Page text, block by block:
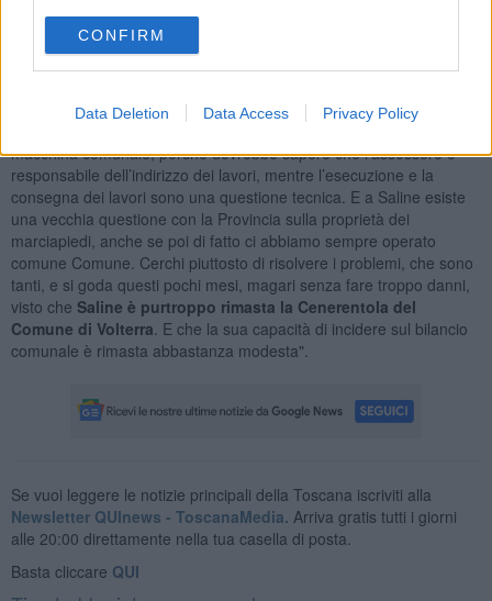
CONFIRM
Data Deletion Data Access Privacy Policy
di un autovelox , pessima scelta, sopra il quale confermo la mia
più totale contrarietà".
coalizione compatta, e con amici fidati che la aiutano nel suo
macchina comunale, perché dovrebbe sapere che l’assessore è
responsabile dell’indirizzo dei lavori, mentre l’esecuzione e la
consegna dei lavori sono una questione tecnica. E a Saline esiste
una vecchia questione con la Provincia sulla proprietà dei
marciapiedi, anche se poi di fatto ci abbiamo sempre operato
comune Comune. Cerchi piuttosto di risolvere i problemi, che sono
tanti, e si goda questi pochi mesi, magari senza fare troppo danni,
visto che Saline è purtroppo rimasta la Cenerentola del
Comune di Volterra . E che la sua capacità di incidere sul bilancio
comunale è rimasta abbastanza modesta".
Se vuoi leggere le notizie principali della Toscana iscriviti alla
Newsletter QUInews - ToscanaMedia. Arriva gratis tutti i giorni
alle 20:00 direttamente nella tua casella di posta.
Basta cliccare QUI